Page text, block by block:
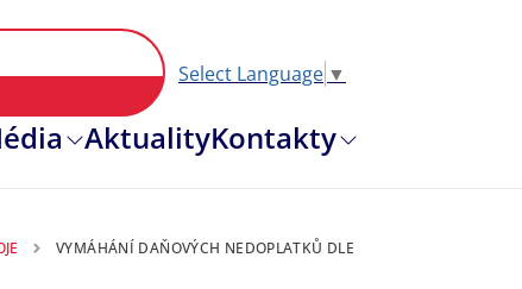
Select Language ▼
AktualityKontakty
VYMÁHÁNÍ DAŇOVÝCH NEDOPLATKŮ DLE